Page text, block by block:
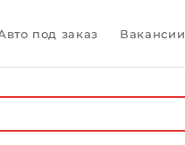
под заказ Вакансии